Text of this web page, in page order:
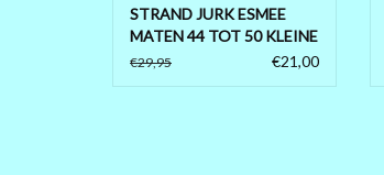
STRAND JURK ESMEE
MATEN 44 TOT 50 KLEINE
52
€29,95 €21,00